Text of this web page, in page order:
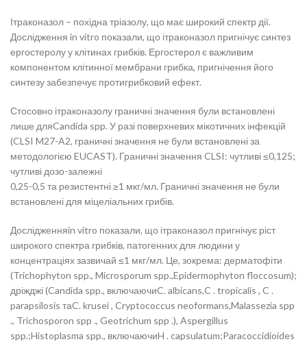
Ітраконазол – похідна тріазолу, що має широкий спектр дії.
Дослідження in vitro показали, що ітраконазол пригнічує синтез
ергостеролу у клітинах грибків. Ергостерол є важливим
компонентом клітинної мембрани грибка, пригнічення його
синтезу забезпечує протигрибковий ефект.
Стосовно ітраконазолу граничні значення були встановлені
лише дляCandida spp. У разі поверхневих мікотичних інфекцій
(CLSI M27-A2, граничні значення не були встановлені за
методологією EUCAST). Граничні значення CLSI: чутливі ≤0,125;
чутливі дозо-залежні
0,25-0,5 та резистентні ≥1 мкг/мл. Граничні значення не були
встановлені для міцеліальних грибів.
Дослідженняin vitro показали, що ітраконазол пригнічує ріст
широкого спектра грибків, патогенних для людини у
концентраціях зазвичай ≤1 мкг/мл. Це, зокрема: дерматофіти
(Trichophyton spp., Microsporum spp.,Epidermophyton floccosum);
дріжджі (Candida spp., включаючиC. albicans,C . tropicalis , C .
parapsilosis таC. krusei , Cryptococcus neoformans,Malassezia spp
., Trichosporon spp ., Geotrichum spp .), Aspergillus
spp.;Histoplasma spp., включаючиH . capsulatum;Paracoccidioides